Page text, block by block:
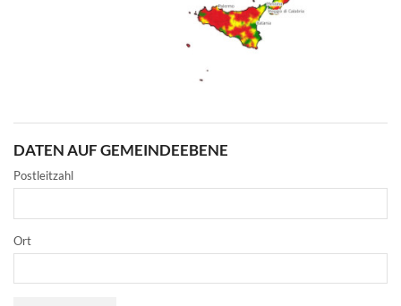
DATEN AUF GEMEINDEEBENE
Postleitzahl
Ort